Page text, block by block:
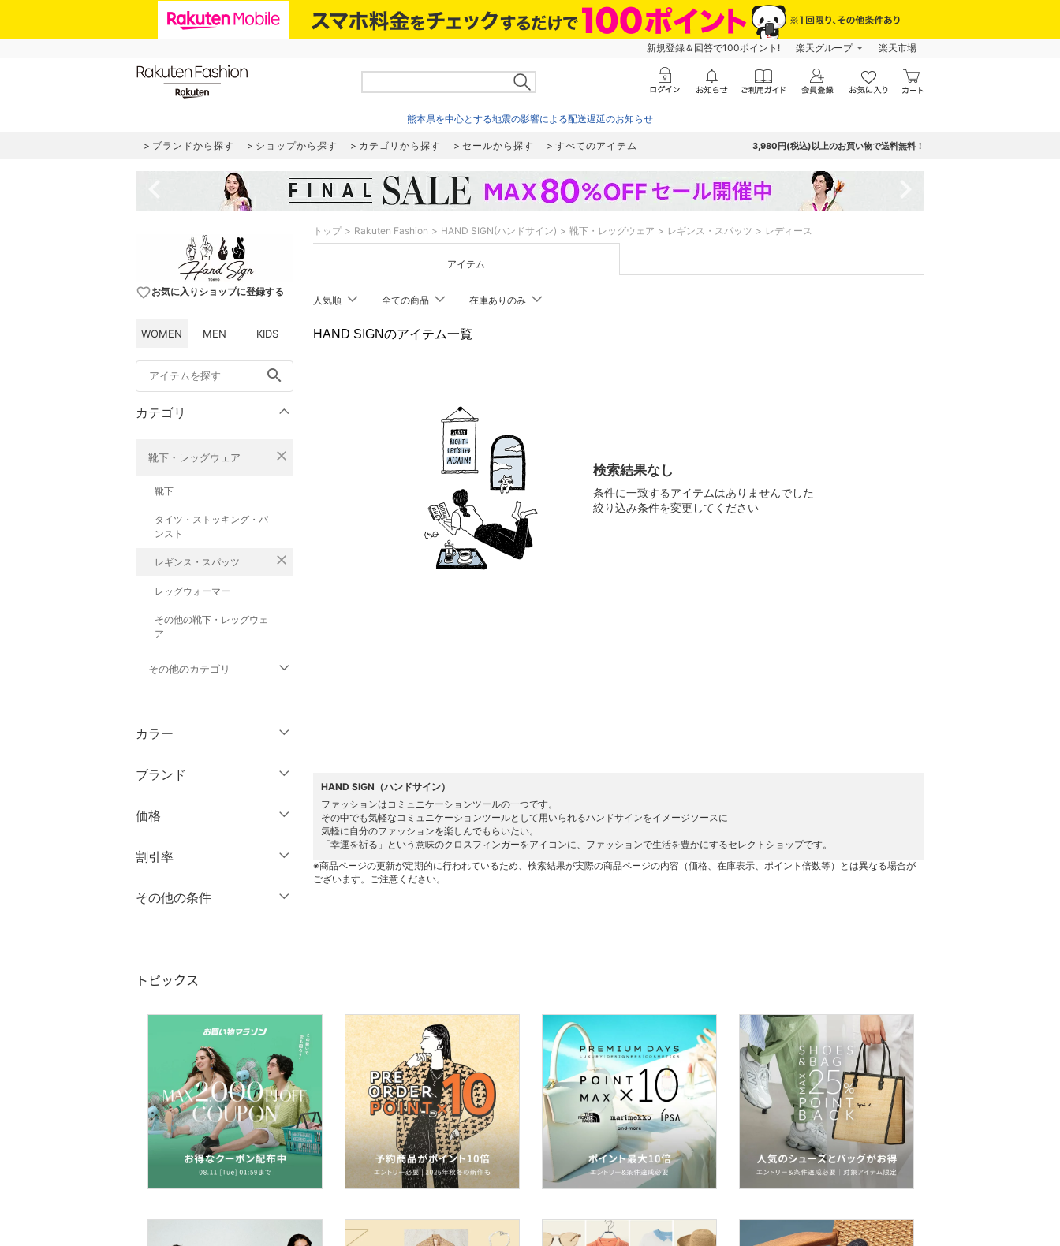
新規登録＆回答で100ポイント! 楽天グループ 楽天市場
熊本県を中心とする地震の影響による配送遅延のお知らせ
ブランドから探す ショップから探す カテゴリから探す セールから探す すべてのアイテム 3,980円(税込)以上のお買い物で送料無料！
favorite_borderお気に入りショップに登録する
WOMEN MEN KIDS
search
カテゴリ
靴下・レッグウェア close
靴下
タイツ・ストッキング・パ
ンスト
レギンス・スパッツ close
レッグウォーマー
その他の靴下・レッグウェ
ア
その他のカテゴリ
ジャケット・アウター
パンツ
ワンピース・ドレス
スカート
オールインワン・オーバ
ーオール
シューズ・靴
インナー・ルームウェア
ファッション雑貨
アクセサリー・腕時計
財布・ポーチ・ケース
カラー
クリア
ブランド
価格
絞り込み
割引率
％OFF～ ％OFF
その他の条件
クリア 絞り込み
トップ Rakuten Fashion HAND SIGN(ハンドサイン) 靴下・レッグウェア レギンス・スパッツ レディース
アイテム
人気順 全ての商品 在庫ありのみ
HAND SIGNのアイテム一覧
検索結果なし
条件に一致するアイテムはありませんでした
絞り込み条件を変更してください
HAND SIGN（ハンドサイン）
ファッションはコミュニケーションツールの一つです。
その中でも気軽なコミュニケーションツールとして用いられるハンドサインをイメージソースに
気軽に自分のファッションを楽しんでもらいたい。
「幸運を祈る」という意味のクロスフィンガーをアイコンに、ファッションで生活を豊かにするセレクトショップです。
※商品ページの更新が定期的に行われているため、検索結果が実際の商品ページの内容（価格、在庫表示、ポイント倍数等）とは異なる場合が
ございます。ご注意ください。
トピックス